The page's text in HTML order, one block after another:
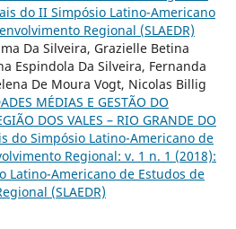
do II Simpósio Latino-Americano
Regional (SLAEDR)
Da Silveira, Grazielle Betina
Espindola Da Silveira, Fernanda
De Moura Vogt, Nicolas Billig
MÉDIAS E GESTÃO DO
DOS VALES – RIO GRANDE DO
do Simpósio Latino-Americano de
Regional: v. 1 n. 1 (2018):
Latino-Americano de Estudos de
(SLAEDR)